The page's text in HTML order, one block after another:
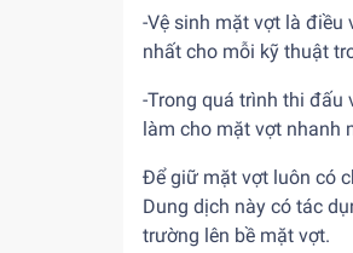
-Vệ sinh mặt vợt là
nhất cho mỗi kỹ thuật
-Trong quá trình thi đấu
làm cho mặt vợt nhanh
Để giữ mặt vợt luôn có
Dung dịch này có tác
trường lên bề mặt vợt.